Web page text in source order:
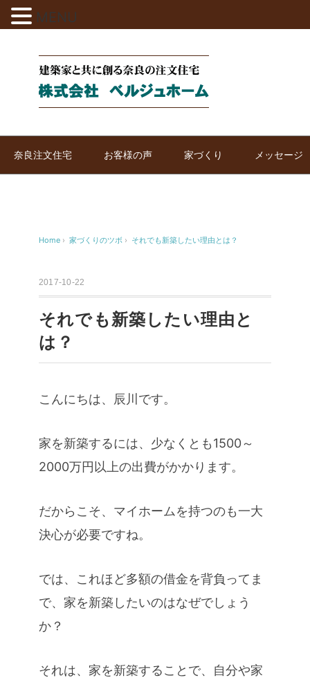
奈良注文住宅 お客様の声 家づくり メッセージ
Home › 家づくりのツボ › それでも新築したい理由とは？
2017-10-22
それでも新築したい理由と
は？
こんにちは、辰川です。
家を新築するには、少なくとも1500～
2000万円以上の出費がかかります。
だからこそ、マイホームを持つのも一大
決心が必要ですね。
では、これほど多額の借金を背負ってま
で、家を新築したいのはなぜでしょう
か？
それは、家を新築することで、自分や家
MENU